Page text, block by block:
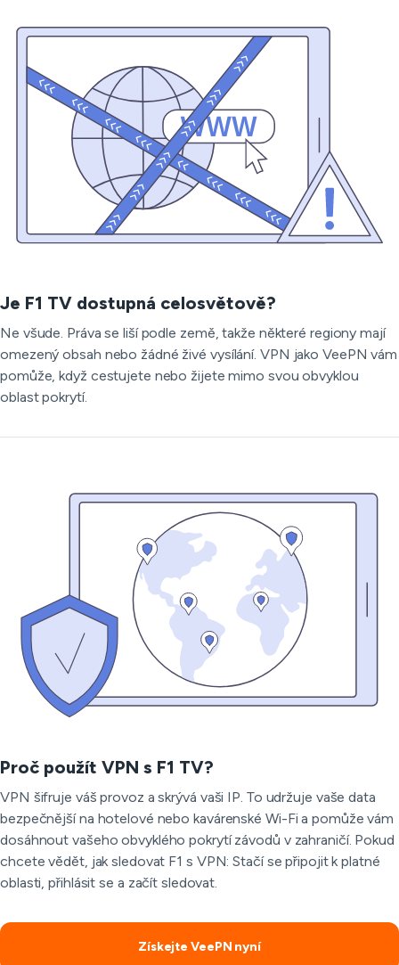
Je F1 TV dostupná celosvětově?
Ne všude. Práva se liší podle země, takže některé regiony mají
omezený obsah nebo žádné živé vysílání. VPN jako VeePN vám
pomůže, když cestujete nebo žijete mimo svou obvyklou
oblast pokrytí.
Proč použít VPN s F1 TV?
VPN šifruje váš provoz a skrývá vaši IP. To udržuje vaše data
bezpečnější na hotelové nebo kavárenské Wi-Fi a pomůže vám
dosáhnout vašeho obvyklého pokrytí závodů v zahraničí. Pokud
chcete vědět, jak sledovat F1 s VPN: Stačí se připojit k platné
oblasti, přihlásit se a začít sledovat.
Získejte VeePN nyní